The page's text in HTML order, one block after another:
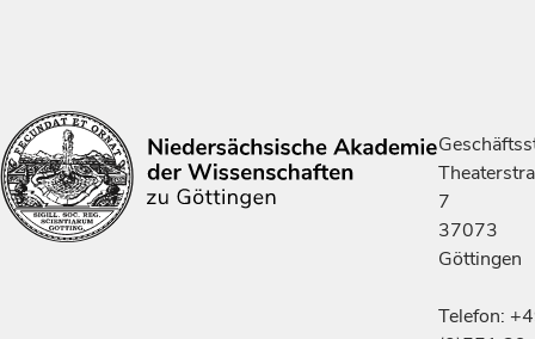
7
37073
Göttingen
Telefon: